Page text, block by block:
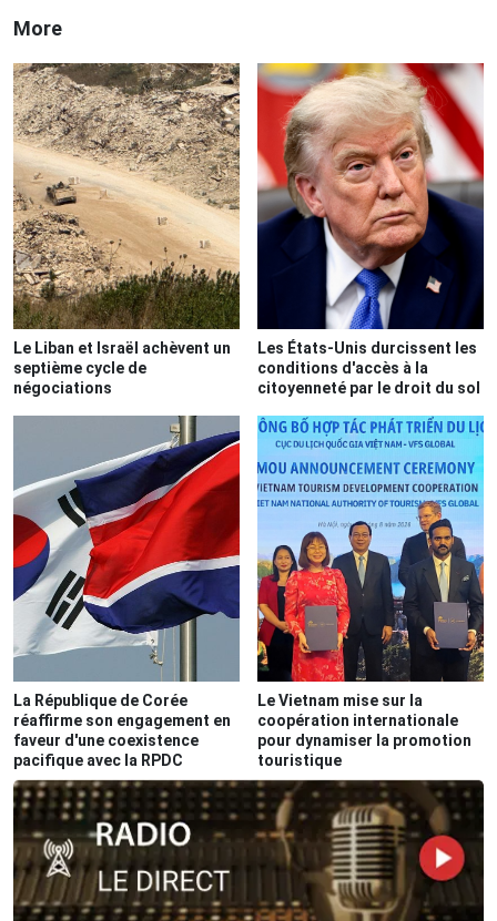
More
Le Liban et Israël achèvent un
septième cycle de
négociations
Les États-Unis durcissent les
conditions d'accès à la
citoyenneté par le droit du sol
La République de Corée
réaffirme son engagement en
faveur d'une coexistence
pacifique avec la RPDC
Le Vietnam mise sur la
coopération internationale
pour dynamiser la promotion
touristique